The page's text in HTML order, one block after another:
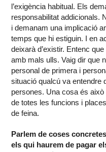
l’exigència habitual. Els
responsabilitat addicionals.
i demanam una implicació
temps que hi estiguin. I en
deixarà d’existir. Entenc
amb mals ulls. Vaig dir que
personal de primera i
situació qualcú va entendre
persones. Una cosa és això
de totes les funcions i
de feina.
Parlem de coses
els qui haurem de pagar